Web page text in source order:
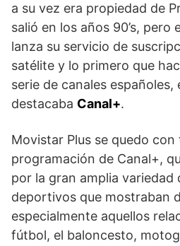
a su vez era propiedad de
salió en los años 90’s, pero
lanza su servicio de
satélite y lo primero que
serie de canales españoles,
destacaba Canal+.
Movistar Plus se quedo con
programación de Canal+,
por la gran amplia variedad
deportivos que mostraban
especialmente aquellos
fútbol, el baloncesto,